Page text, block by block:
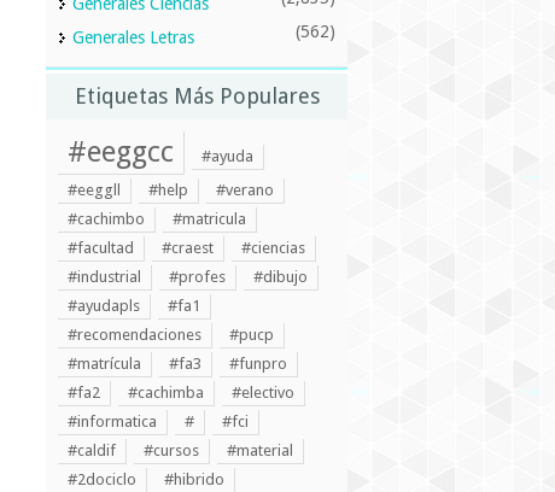
Generales Letras (562)
Etiquetas Más Populares
#eeggcc
#ayuda
#eeggll
#help
#verano
#cachimbo
#matricula
#facultad
#craest
#ciencias
#industrial
#profes
#dibujo
#ayudapls
#fa1
#recomendaciones
#pucp
#matrícula
#fa3
#funpro
#fa2
#cachimba
#electivo
#informatica
#
#fci
#caldif
#cursos
#material
#2dociclo
#hibrido